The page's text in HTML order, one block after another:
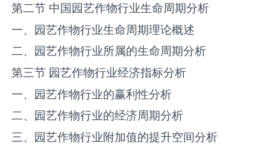
第二节 中国园艺作物行业生命周期分析
一、园艺作物行业生命周期理论概述
二、园艺作物行业所属的生命周期分析
第三节 园艺作物行业经济指标分析
一、园艺作物行业的赢利性分析
二、园艺作物行业的经济周期分析
三、园艺作物行业附加值的提升空间分析